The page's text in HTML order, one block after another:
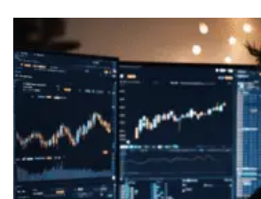
vào lĩnh vực bất động sản. Dự án